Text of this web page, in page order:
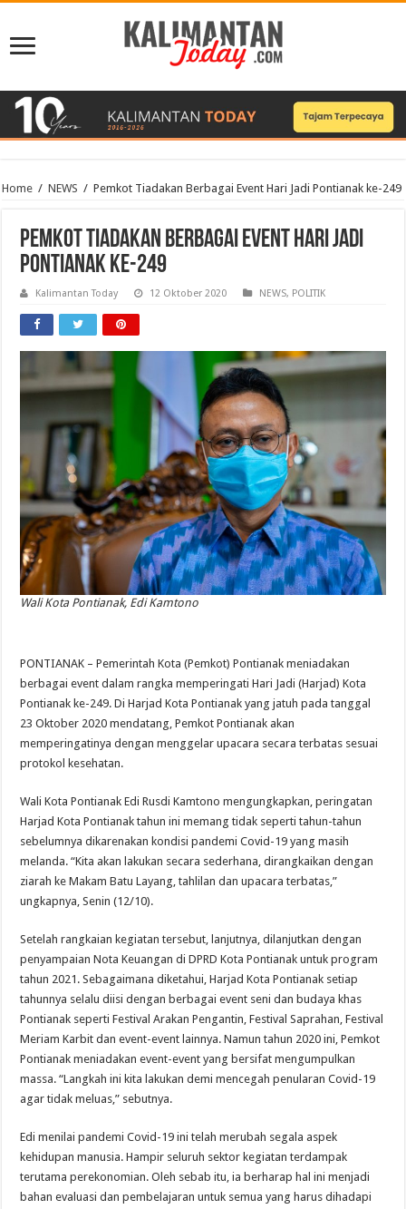
Home / NEWS / Pemkot Tiadakan Berbagai Event Hari Jadi Pontianak ke-249
Pemkot Tiadakan Berbagai Event Hari Jadi
Pontianak ke-249
Kalimantan Today 12 Oktober 2020 NEWS, POLITIK
Wali Kota Pontianak, Edi Kamtono
PONTIANAK – Pemerintah Kota (Pemkot) Pontianak meniadakan
berbagai event dalam rangka memperingati Hari Jadi (Harjad) Kota
Pontianak ke-249. Di Harjad Kota Pontianak yang jatuh pada tanggal
23 Oktober 2020 mendatang, Pemkot Pontianak akan
memperingatinya dengan menggelar upacara secara terbatas sesuai
protokol kesehatan.
Wali Kota Pontianak Edi Rusdi Kamtono mengungkapkan, peringatan
Harjad Kota Pontianak tahun ini memang tidak seperti tahun-tahun
sebelumnya dikarenakan kondisi pandemi Covid-19 yang masih
melanda. “Kita akan lakukan secara sederhana, dirangkaikan dengan
ziarah ke Makam Batu Layang, tahlilan dan upacara terbatas,”
ungkapnya, Senin (12/10).
Setelah rangkaian kegiatan tersebut, lanjutnya, dilanjutkan dengan
penyampaian Nota Keuangan di DPRD Kota Pontianak untuk program
tahun 2021. Sebagaimana diketahui, Harjad Kota Pontianak setiap
tahunnya selalu diisi dengan berbagai event seni dan budaya khas
Pontianak seperti Festival Arakan Pengantin, Festival Saprahan, Festival
Meriam Karbit dan event-event lainnya. Namun tahun 2020 ini, Pemkot
Pontianak meniadakan event-event yang bersifat mengumpulkan
massa. “Langkah ini kita lakukan demi mencegah penularan Covid-19
agar tidak meluas,” sebutnya.
Edi menilai pandemi Covid-19 ini telah merubah segala aspek
kehidupan manusia. Hampir seluruh sektor kegiatan terdampak
terutama perekonomian. Oleh sebab itu, ia berharap hal ini menjadi
bahan evaluasi dan pembelajaran untuk semua yang harus dihadapi